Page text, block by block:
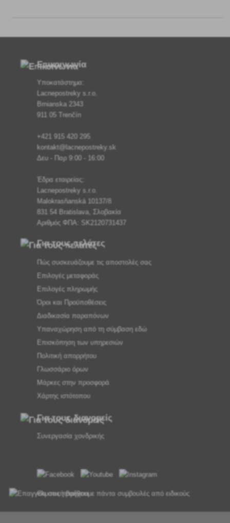
Επικοινωνία
Υποκατάστημα:
Lacnepostreky s.r.o.
Brnianska 2343
911 05 Trenčín
+421 915 420 295
kontakt@lacnepostreky.sk
Δευ - Παρ 9:00 - 16:00
Έδρα εταιρείας:
Lacnepostreky s.r.o.
Malokrasňanská 10137/8
831 54 Bratislava, Σλοβακία
Αριθμός ΦΠΑ: SK2120731437
Για τους πελάτες
Πώς συσκευάζουμε τις αποστολές σας
Επιλογές μεταφοράς
Επιλογές πληρωμής
Όροι και Προϋποθέσεις
Διαδικασία παραπόνων
Υπαναχώρηση από τη σύμβαση εδώ
Επισκόπηση των υπηρεσιών
Πολιτική απορρήτου
Γλωσσάριο όρων
Μάρκες στην προσφορά
Χάρτης ιστότοπου
Για τους διανομείς
Συνεργασία χονδρικής
Θα σας παρέχουμε πάντα συμβουλές από ειδικούς